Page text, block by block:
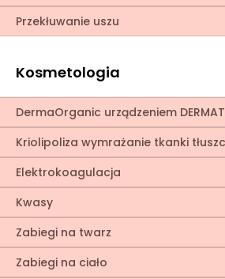
Przekłuwanie uszu
Kosmetologia
DermaOrganic urządzeniem
Kriolipoliza wymrażanie tkanki
Elektrokoagulacja
Kwasy
Zabiegi na twarz
Zabiegi na ciało